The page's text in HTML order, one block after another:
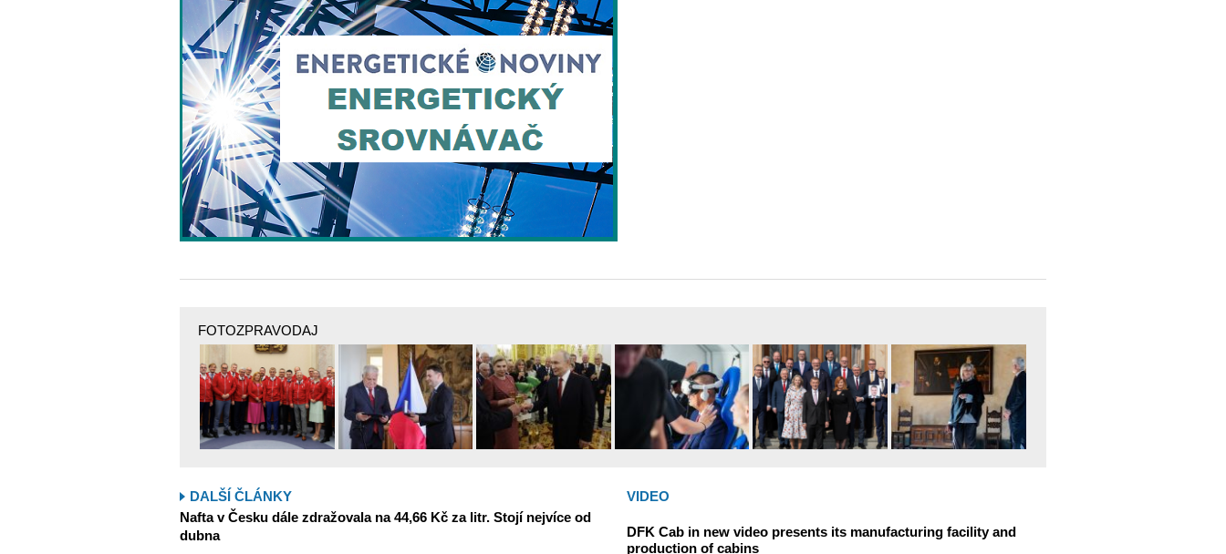
FOTOZPRAVODAJ
DALŠÍ ČLÁNKY
Nafta v Česku dále zdražovala na 44,66 Kč za litr. Stojí nejvíce od
dubna
VIDEO
DFK Cab in new video presents its manufacturing facility and
production of cabins